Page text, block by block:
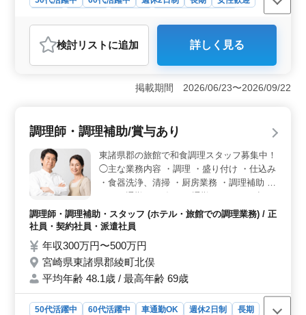
おすすめポイント
＜安定した勤務環境＞ 週休2日シフト制で、社会保険完
備。 福利厚生面も充実しており、安心して長く勤務で
きます。 ＜中高年の活躍中＞ 50代や60代の採用実
やすさ＞ 勤務時間相談可で、通勤手当支給もあり。
働きやすい環境が整っております。
検討リスト に追加 詳しく見る
掲載期間 2026/06/23〜2026/09/22
調理師・調理補助/賞与あり
東諸県郡の旅館で和食調理スタッフ募集中！
◯主な業務内容 ・調理 ・盛り付け ・仕込み
・食器洗浄、清掃 ・厨房業務 ・調理補助 マ
イカー通勤OK。毎日の通勤ストレスも少な
く済みます。 ＊賞与あり ＊昇給制度あり ＊
車通勤OK ＊50歳以上活躍中 ＊60歳以上活
調理師・調理補助・スタッフ (ホテル・旅館での調理業務) / 正
社員・契約社員・派遣社員
年収300万円〜500万円
宮崎県東諸県郡綾町北俣
平均年齢 48.1歳 / 最高年齢 69歳
50代活躍中 60代活躍中 車通勤OK 週休2日制
長期